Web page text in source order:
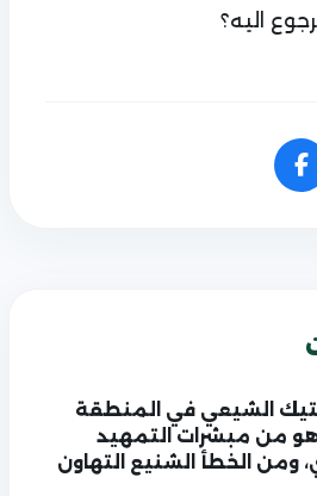
اليه؟
الشيعي في المنطقة
من مبشرات التمهيد
ومن الخطأ الشنيع التهاون